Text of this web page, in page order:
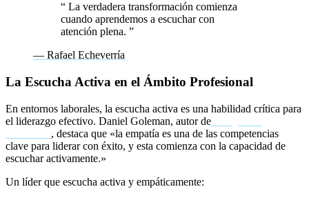
“ La verdadera transformación comienza
cuando aprendemos a escuchar con
atención plena. ”
— Rafael Echeverría
La Escucha Activa en el Ámbito Profesional
En entornos laborales, la escucha activa es una habilidad crítica para
el liderazgo efectivo. Daniel Goleman, autor de
, destaca que «la empatía es una de las competencias
clave para liderar con éxito, y esta comienza con la capacidad de
escuchar activamente.»
Un líder que escucha activa y empáticamente: